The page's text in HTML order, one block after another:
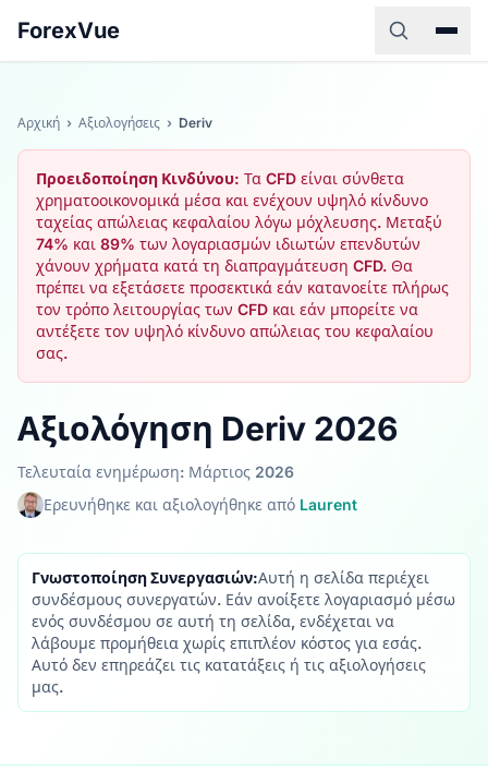
ForexVue
Αρχική › Αξιολογήσεις › Deriv
Προειδοποίηση Κινδύνου: Τα CFD είναι σύνθετα
χρηματοοικονομικά μέσα και ενέχουν υψηλό κίνδυνο
ταχείας απώλειας κεφαλαίου λόγω μόχλευσης. Μεταξύ
74% και 89% των λογαριασμών ιδιωτών επενδυτών
χάνουν χρήματα κατά τη διαπραγμάτευση CFD. Θα
πρέπει να εξετάσετε προσεκτικά εάν κατανοείτε πλήρως
τον τρόπο λειτουργίας των CFD και εάν μπορείτε να
αντέξετε τον υψηλό κίνδυνο απώλειας του κεφαλαίου
σας.
Αξιολόγηση Deriv 2026
Τελευταία ενημέρωση: Μάρτιος 2026
Ερευνήθηκε και αξιολογήθηκε από Laurent
Γνωστοποίηση Συνεργασιών:Αυτή η σελίδα περιέχει
συνδέσμους συνεργατών. Εάν ανοίξετε λογαριασμό μέσω
ενός συνδέσμου σε αυτή τη σελίδα, ενδέχεται να
λάβουμε προμήθεια χωρίς επιπλέον κόστος για εσάς.
Αυτό δεν επηρεάζει τις κατατάξεις ή τις αξιολογήσεις
μας.